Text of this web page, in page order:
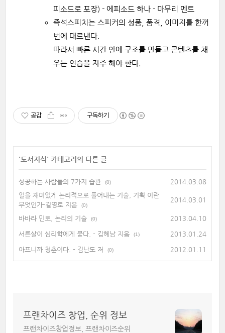
피소드로 포장) - 에피소드 하나 - 마무리 멘트
즉석스피치는 스피커의 성품, 품격, 이미지를 한꺼
번에 대르낸다.
따라서 빠른 시간 안에 구조를 만들고 콘텐츠를 채
우는 연습을 자주 해야 한다.
공감 구독하기
'도서지식' 카테고리의 다른 글
성공하는 사람들의 7가지 습관 (0)
2014.03.08
일을 재미있게 논리적으로 풀어내는 기술, 기획 이란
무엇인가-길영로 지음
(0)
2014.03.01
바바라 민토, 논리의 기술 (0) 2013.04.10
서른살이 심리학에게 묻다. - 김혜남 지음 (1) 2013.01.24
아프니까 청춘이다. - 김난도 저 (0) 2012.01.11
프랜차이즈 창업, 순위 정보
프랜차이즈창업정보, 프랜차이즈순위